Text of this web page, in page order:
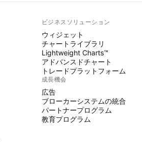
ビジネスソリューション
ウィジェット
チャートライブラリ
Lightweight Charts™
アドバンスドチャート
トレードプラットフォーム
成長機会
広告
ブローカーシステムの統合
パートナープログラム
教育プログラム